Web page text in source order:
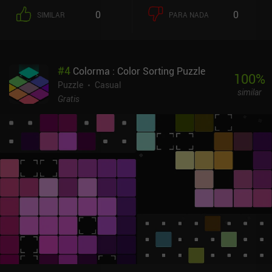
SIMILAR 0 PARA NADA 0
#4 Colorma : Color Sorting Puzzle
Puzzle
Casual
Gratis
100%
similar